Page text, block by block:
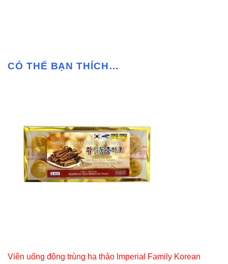
CÓ THỂ BẠN THÍCH…
Viên uống đông trùng hạ thảo Imperial Family Korean